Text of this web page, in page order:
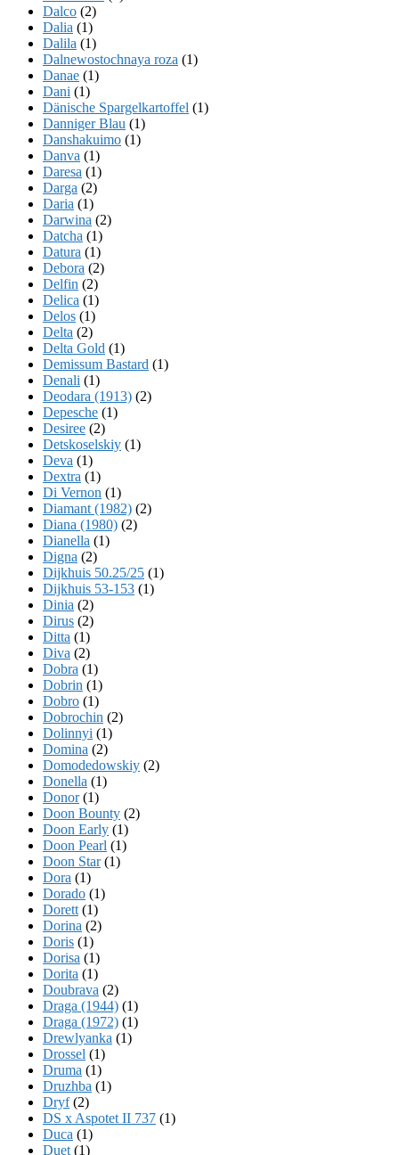
Dalco (2)
Dalia (1)
Dalila (1)
Dalnewostochnaya roza (1)
Danae (1)
Dani (1)
Dänische Spargelkartoffel (1)
Danniger Blau (1)
Danshakuimo (1)
Danva (1)
Daresa (1)
Darga (2)
Daria (1)
Darwina (2)
Datcha (1)
Datura (1)
Debora (2)
Delfin (2)
Delica (1)
Delos (1)
Delta (2)
Delta Gold (1)
Demissum Bastard (1)
Denali (1)
Deodara (1913) (2)
Depesche (1)
Desiree (2)
Detskoselskiy (1)
Deva (1)
Dextra (1)
Di Vernon (1)
Diamant (1982) (2)
Diana (1980) (2)
Dianella (1)
Digna (2)
Dijkhuis 50.25/25 (1)
Dijkhuis 53-153 (1)
Dinia (2)
Dirus (2)
Ditta (1)
Diva (2)
Dobra (1)
Dobrin (1)
Dobro (1)
Dobrochin (2)
Dolinnyi (1)
Domina (2)
Domodedowskiy (2)
Donella (1)
Donor(1)
Doon Bounty (2)
Doon Early (1)
Doon Pearl (1)
Doon Star(1)
Dora (1)
Dorado (1)
Dorett (1)
Dorina (2)
Doris (1)
Dorisa (1)
Dorita (1)
Doubrava (2)
Draga (1944) (1)
Draga (1972) (1)
Drewlyanka (1)
Drossel (1)
Druma (1)
Druzhba (1)
Dryf(2)
DS x Aspotet II 737 (1)
Duca (1)
Duet (1)